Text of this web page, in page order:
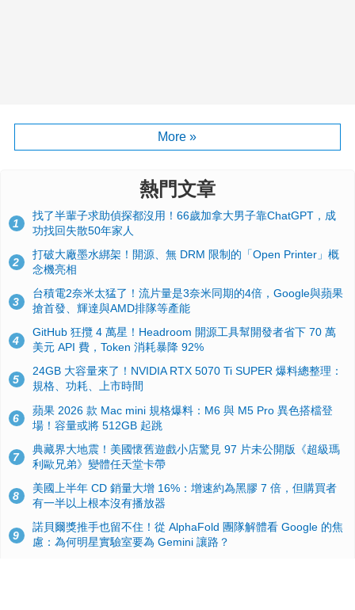
More »
熱門文章
1
找了半輩子求助偵探都沒用！66歲加拿大男子靠ChatGPT，成
功找回失散50年家人
2
打破大廠墨水綁架！開源、無 DRM 限制的「Open Printer」概
念機亮相
3
台積電2奈米太猛了！流片量是3奈米同期的4倍，Google與蘋果
搶首發、輝達與AMD排隊等產能
4
GitHub 狂攬 4 萬星！Headroom 開源工具幫開發者省下 70 萬
美元 API 費，Token 消耗暴降 92%
5
24GB 大容量來了！NVIDIA RTX 5070 Ti SUPER 爆料總整理：
規格、功耗、上市時間
6
蘋果 2026 款 Mac mini 規格爆料：M6 與 M5 Pro 異色搭檔登
場！容量或將 512GB 起跳
7
典藏界大地震！美國懷舊遊戲小店驚見 97 片未公開版《超級瑪
利歐兄弟》變體任天堂卡帶
8
美國上半年 CD 銷量大增 16%：增速約為黑膠 7 倍，但購買者
有一半以上根本沒有播放器
9
諾貝爾獎推手也留不住！從 AlphaFold 團隊解體看 Google 的焦
慮：為何明星實驗室要為 Gemini 讓路？